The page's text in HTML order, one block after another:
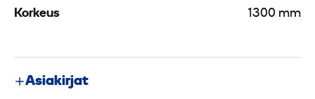
Korkeus 1300 mm
Asiakirjat